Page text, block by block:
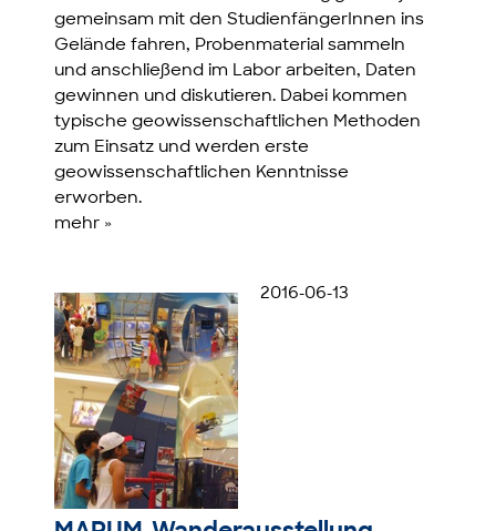
gemeinsam mit den StudienfängerInnen ins
Gelände fahren, Probenmaterial sammeln
und anschließend im Labor arbeiten, Daten
gewinnen und diskutieren. Dabei kommen
typische geowissenschaftlichen Methoden
zum Einsatz und werden erste
geowissenschaftlichen Kenntnisse
erworben.
mehr »
2016-06-13